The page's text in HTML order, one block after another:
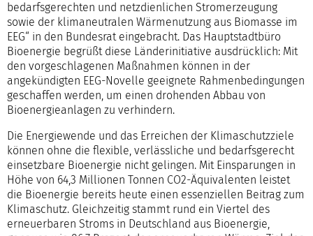
bedarfsgerechten und netzdienlichen Stromerzeugung
sowie der klimaneutralen Wärmenutzung aus Biomasse im
EEG“ in den Bundesrat eingebracht. Das Hauptstadtbüro
Bioenergie begrüßt diese Länderinitiative ausdrücklich: Mit
den vorgeschlagenen Maßnahmen können in der
angekündigten EEG-Novelle geeignete Rahmenbedingungen
geschaffen werden, um einen drohenden Abbau von
Bioenergieanlagen zu verhindern.
Die Energiewende und das Erreichen der Klimaschutzziele
können ohne die flexible, verlässliche und bedarfsgerecht
einsetzbare Bioenergie nicht gelingen. Mit Einsparungen in
Höhe von 64,3 Millionen Tonnen CO2-Äquivalenten leistet
die Bioenergie bereits heute einen essenziellen Beitrag zum
Klimaschutz. Gleichzeitig stammt rund ein Viertel des
erneuerbaren Stroms in Deutschland aus Bioenergie,